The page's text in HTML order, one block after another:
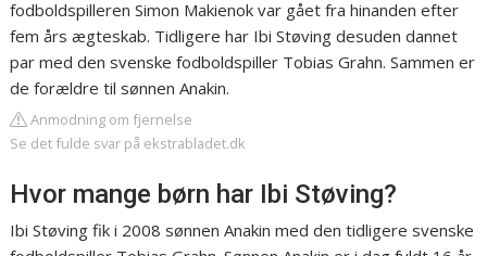
fodboldspilleren Simon Makienok var gået fra hinanden efter
fem års ægteskab. Tidligere har Ibi Støving desuden dannet
par med den svenske fodboldspiller Tobias Grahn. Sammen er
de forældre til sønnen Anakin.
Anmodning om fjernelse
Se det fulde svar på ekstrabladet.dk
Hvor mange børn har Ibi Støving?
Ibi Støving fik i 2008 sønnen Anakin med den tidligere svenske